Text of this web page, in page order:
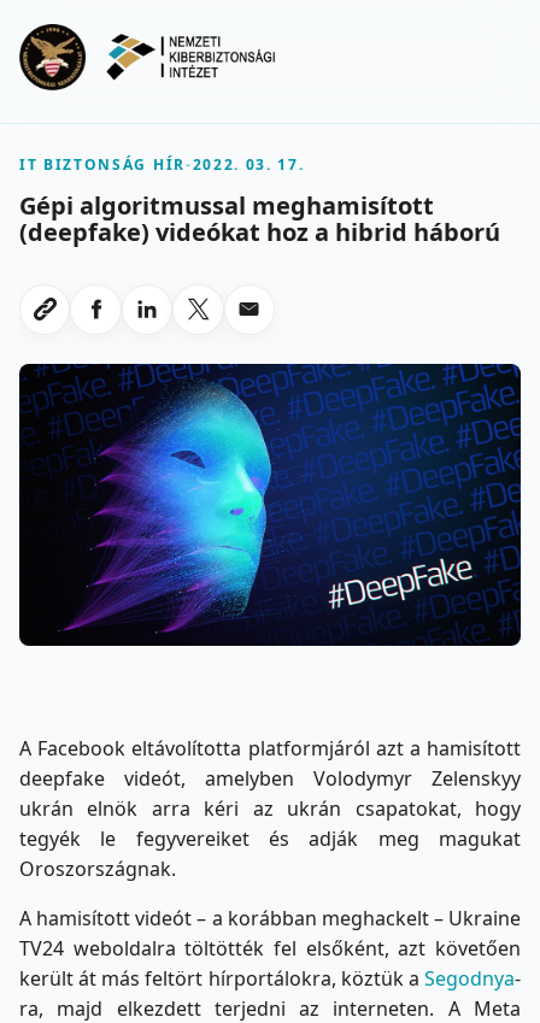
IT BIZTONSÁG HÍR-2022. 03. 17.
Gépi algoritmussal meghamisított
(deepfake) videókat hoz a hibrid háború
Link masolasa
Megosztas Facebookon
Megosztas LinkedInen
Megosztas X-en
Megosztas emailben
A Facebook eltávolította platformjáról azt a hamisított
deepfake videót, amelyben Volodymyr Zelenskyy
ukrán elnök arra kéri az ukrán csapatokat, hogy
tegyék le fegyvereiket és adják meg magukat
Oroszországnak.
A hamisított videót – a korábban meghackelt – Ukraine
TV24 weboldalra töltötték fel elsőként, azt követően
került át más feltört hírportálokra, köztük a Segodnya-
ra, majd elkezdett terjedni az interneten. A Meta